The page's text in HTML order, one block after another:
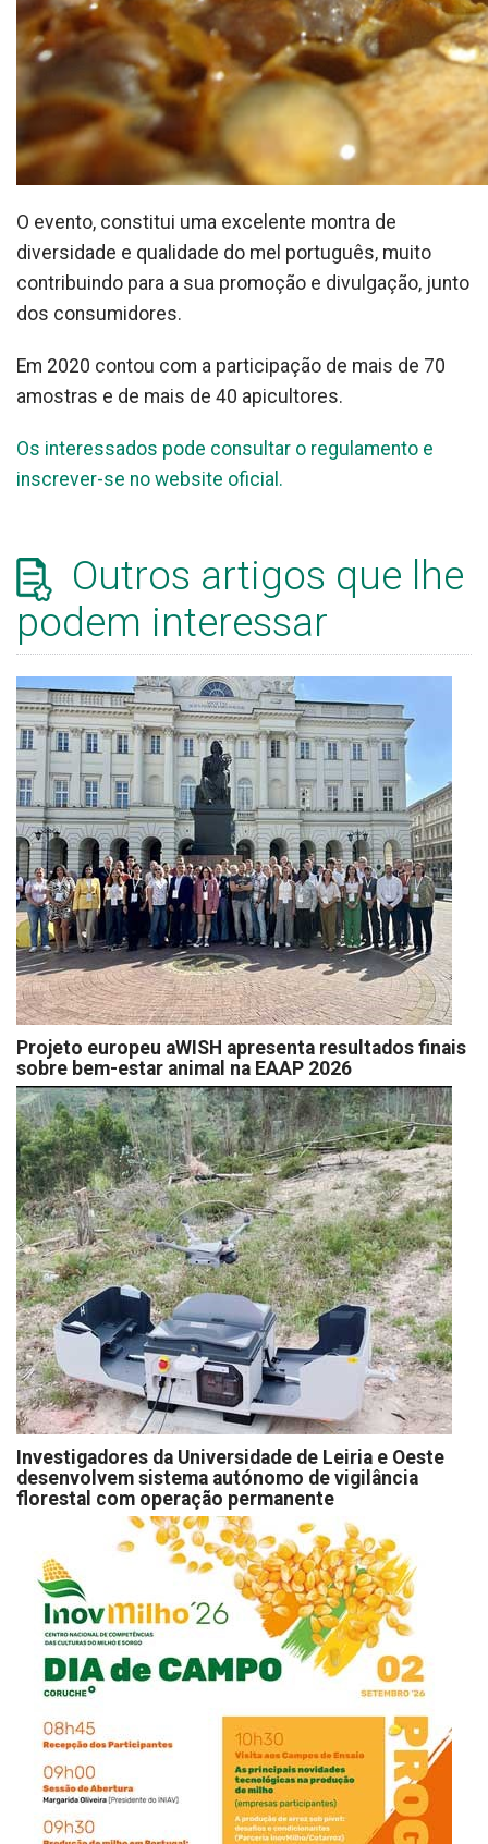
O evento, constitui uma excelente montra de
diversidade e qualidade do mel português, muito
contribuindo para a sua promoção e divulgação, junto
dos consumidores.
Em 2020 contou com a participação de mais de 70
amostras e de mais de 40 apicultores.
Os interessados pode consultar o regulamento e
inscrever-se no website oficial.
Outros artigos que lhe
podem interessar
Projeto europeu aWISH apresenta resultados finais
sobre bem-estar animal na EAAP 2026
Investigadores da Universidade de Leiria e Oeste
desenvolvem sistema autónomo de vigilância
florestal com operação permanente